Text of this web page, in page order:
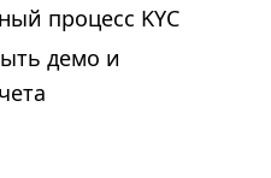
процесс KYC
демо и